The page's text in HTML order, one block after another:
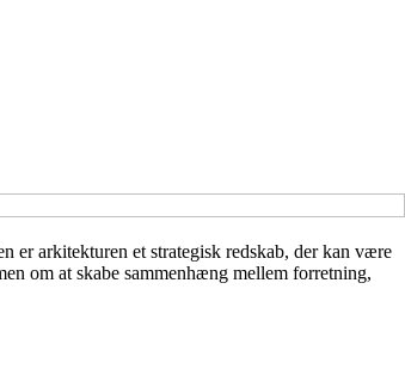
er arkitekturen et strategisk redskab, der kan være
om at skabe sammenhæng mellem forretning,